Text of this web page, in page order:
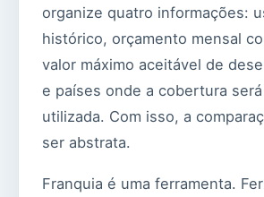
organize quatro informações:
histórico, orçamento mensal
valor máximo aceitável de
e países onde a cobertura será
utilizada. Com isso, a
ser abstrata.
Franquia é uma ferramenta.